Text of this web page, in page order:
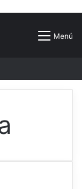
Menú
Buscar